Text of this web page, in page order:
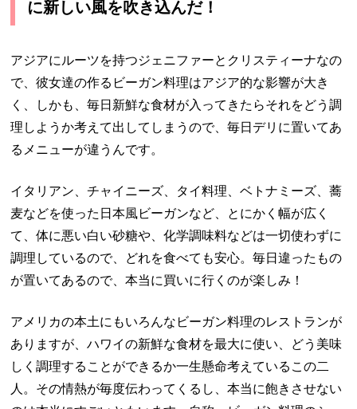
に新しい風を吹き込んだ！
アジアにルーツを持つジェニファーとクリスティーナなの
で、彼女達の作るビーガン料理はアジア的な影響が大き
く、しかも、毎日新鮮な食材が入ってきたらそれをどう調
理しようか考えて出してしまうので、毎日デリに置いてあ
るメニューが違うんです。
イタリアン、チャイニーズ、タイ料理、ベトナミーズ、蕎
麦などを使った日本風ビーガンなど、とにかく幅が広く
て、体に悪い白い砂糖や、化学調味料などは一切使わずに
調理しているので、どれを食べても安心。毎日違ったもの
が置いてあるので、本当に買いに行くのが楽しみ！
アメリカの本土にもいろんなビーガン料理のレストランが
ありますが、ハワイの新鮮な食材を最大に使い、どう美味
しく調理することができるか一生懸命考えているこの二
人。その情熱が毎度伝わってくるし、本当に飽きさせない